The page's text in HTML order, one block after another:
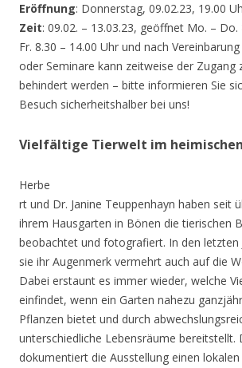
Eröffnung: Donnerstag, 09.02.23, 19.00
Zeit: 09.02. – 13.03.23, geöffnet Mo. – Do.
Fr. 8.30 – 14.00 Uhr und nach
oder Seminare kann zeitweise der Zugang
behindert werden – bitte informieren Sie
Besuch sicherheitshalber bei uns!
Vielfältige Tierwelt im
Herbe
rt und Dr. Janine Teuppenhayn haben seit
ihrem Hausgarten in Bönen die tierischen
beobachtet und fotografiert. In den letzten
sie ihr Augenmerk vermehrt auch auf die
Dabei erstaunt es immer wieder, welche
einfindet, wenn ein Garten nahezu
Pflanzen bietet und durch
unterschiedliche Lebensräume bereitstellt.
dokumentiert die Ausstellung einen